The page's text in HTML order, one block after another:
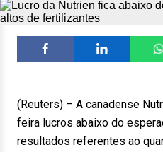
(Reuters) – A canadense
feira lucros abaixo do
resultados referentes ao